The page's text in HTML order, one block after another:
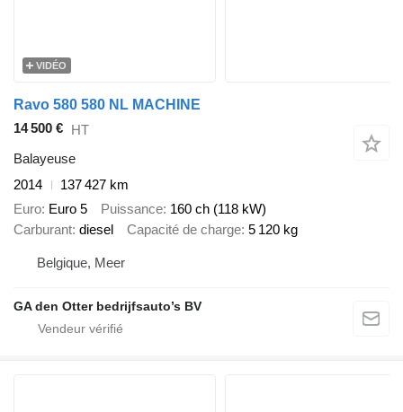
VIDÉO
Ravo 580 580 NL MACHINE
14 500 € HT
Balayeuse
2014
137 427 km
Euro Euro 5 Puissance 160 ch (118 kW)
Carburant diesel Capacité de charge 5 120 kg
Belgique, Meer
GA den Otter bedrijfsauto’s BV